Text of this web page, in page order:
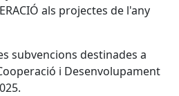
als projectes de l'any
subvencions destinades a
i Desenvolupament